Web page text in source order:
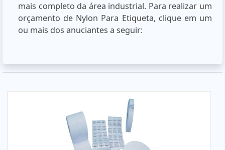
mais completo da área industrial. Para realizar um
orçamento de Nylon Para Etiqueta, clique em um
ou mais dos anuciantes a seguir: